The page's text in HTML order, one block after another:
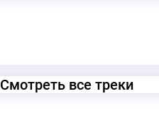
Смотреть все треки